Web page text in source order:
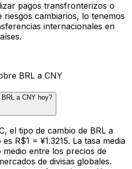
pagos transfronterizos o
riesgos cambiarios, lo tenemos
internacionales en
BRL a CNY
a CNY hoy?
el tipo de cambio de BRL a
R$1 = ¥1.3215. La tasa media
entre los precios de
de divisas globales.